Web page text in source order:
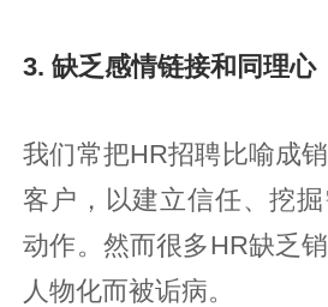
3. 缺乏感情链接和同理心
我们常把HR招聘比喻成
客户，以建立信任、挖
动作。然而很多HR缺乏
人物化而被诟病。